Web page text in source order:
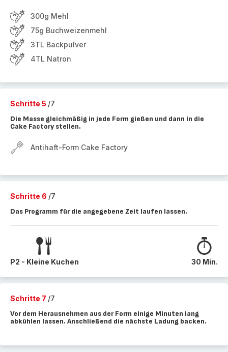
300g Mehl
75g Buchweizenmehl
3TL Backpulver
4TL Natron
Schritte 5 /7
Die Masse gleichmäßig in jede Form gießen und dann in die
Cake Factory stellen.
Antihaft-Form Cake Factory
Schritte 6 /7
Das Programm für die angegebene Zeit laufen lassen.
P2 - Kleine Kuchen 30 Min.
Schritte 7 /7
Vor dem Herausnehmen aus der Form einige Minuten lang
abkühlen lassen. Anschließend die nächste Ladung backen.